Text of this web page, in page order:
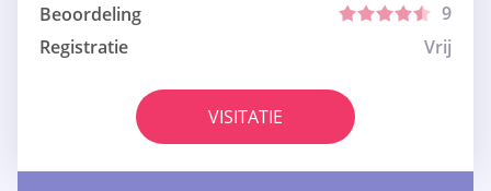
Beoordeling
9
Registratie
Vrij
VISITATIE